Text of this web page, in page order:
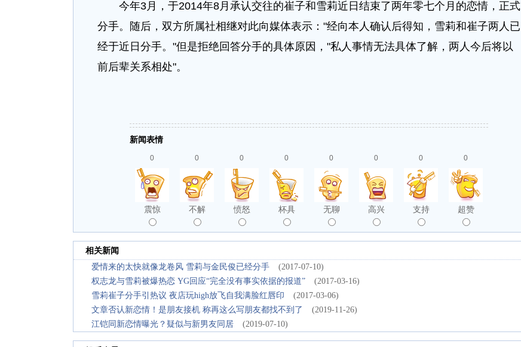
今年3月，于2014年8月承认交往的崔子和雪莉近日结束了两年零七个月的恋情，正式
分手。随后，双方所属社相继对此向媒体表示："经向本人确认后得知，雪莉和崔子两人已
经于近日分手。"但是拒绝回答分手的具体原因，"私人事情无法具体了解，两人今后将以
前后辈关系相处"。
新闻表情
0
震惊
0
不解
0
愤怒
0
杯具
0
无聊
0
高兴
0
支持
0
超赞
相关新闻
爱情来的太快就像龙卷风 雪莉与金民俊已经分手
(2017-07-10)
权志龙与雪莉被爆热恋 YG回应“完全没有事实依据的报道”
(2017-03-16)
雪莉崔子分手引热议 夜店玩high放飞自我满脸红唇印
(2017-03-06)
文章否认新恋情！是朋友接机 称再这么写朋友都找不到了
(2019-11-26)
江铠同新恋情曝光？疑似与新男友同居
(2019-07-10)